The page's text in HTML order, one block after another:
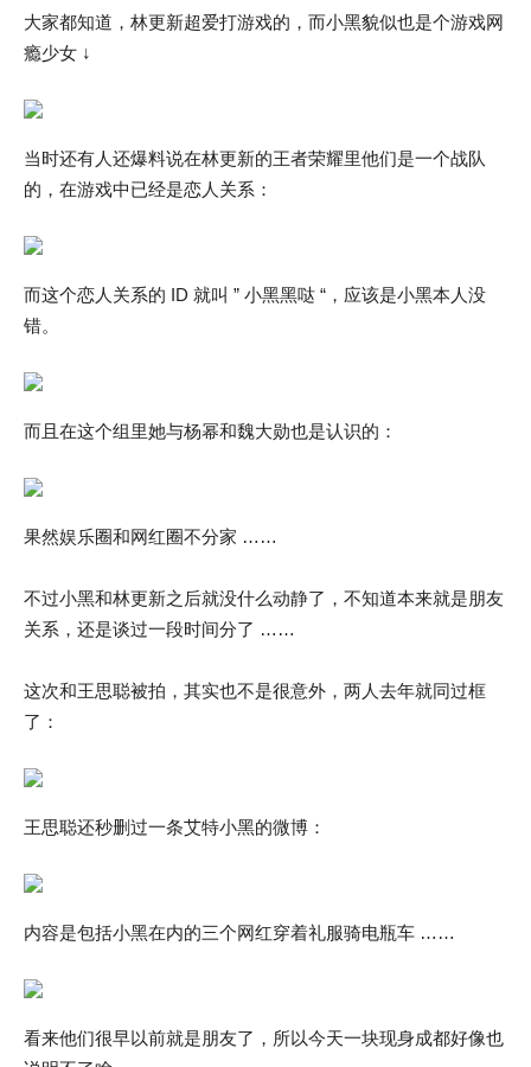
大家都知道，林更新超爱打游戏的，而小黑貌似也是个游戏网
瘾少女 ↓
当时还有人还爆料说在林更新的王者荣耀里他们是一个战队
的，在游戏中已经是恋人关系：
而这个恋人关系的 ID 就叫 ” 小黑黑哒 “，应该是小黑本人没
错。
而且在这个组里她与杨幂和魏大勋也是认识的：
果然娱乐圈和网红圈不分家 ……
不过小黑和林更新之后就没什么动静了，不知道本来就是朋友
关系，还是谈过一段时间分了 ……
这次和王思聪被拍，其实也不是很意外，两人去年就同过框
了：
王思聪还秒删过一条艾特小黑的微博：
内容是包括小黑在内的三个网红穿着礼服骑电瓶车 ……
看来他们很早以前就是朋友了，所以今天一块现身成都好像也